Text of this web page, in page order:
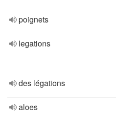
poignets
legations
des légations
aloes